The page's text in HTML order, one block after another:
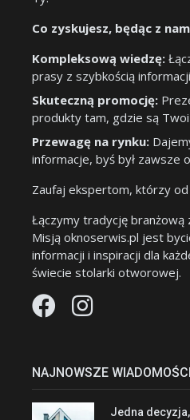
Co zyskujesz, będąc z
Kompleksową wiedzę:
prasy z szybkością
Skuteczną promocję:
produkty tam, gdzie są Twoi
Przewagę na rynku:
informacje, byś był zawsze
Zaufaj ekspertom, którzy od
Łączymy tradycję branżową
Misją oknoserwis.pl jest
informacji i inspiracji dla
świecie stolarki otworowej.
NAJNOWSZE WIADOMOŚCI
Jedna